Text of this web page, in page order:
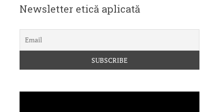
Newsletter etică aplicată